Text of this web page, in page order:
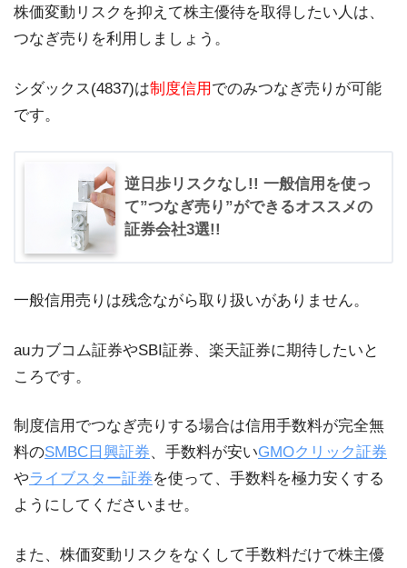
株価変動リスクを抑えて株主優待を取得したい人は、
つなぎ売りを利用しましょう。
シダックス(4837)は制度信用 でのみつなぎ売りが可能
です。
逆日歩リスクなし!! 一般信用を使っ
て”つなぎ売り”ができるオススメの
証券会社3選!!
一般信用売りは残念ながら取り扱いがありません。
auカブコム証券やSBI証券、楽天証券に期待したいと
ころです。
制度信用でつなぎ売りする場合は信用手数料が完全無
料のSMBC日興証券、手数料が安いGMOクリック証券
やライブスター証券を使って、手数料を極力安くする
ようにしてくださいませ。
また、株価変動リスクをなくして手数料だけで株主優